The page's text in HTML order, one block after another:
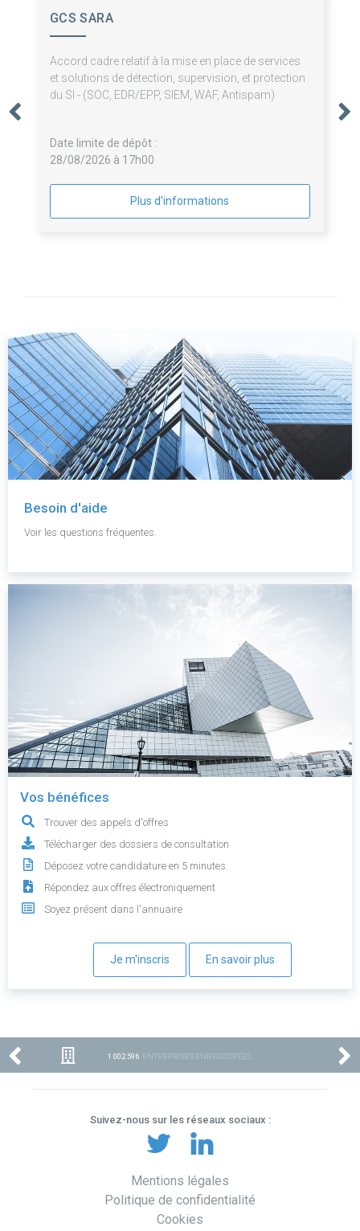
GCS SARA
Accord cadre relatif à la mise en place de services
et solutions de détection, supervision, et protection
du SI - (SOC, EDR/EPP, SIEM, WAF, Antispam)
Date limite de dépôt :
28/08/2026 à 17h00
Plus d'informations
Besoin d'aide
Voir les questions fréquentes.
Vos bénéfices
Trouver des appels d'offres
Télécharger des dossiers de consultation
Déposez votre candidature en 5 minutes
Répondez aux offres électroniquement
Soyez présent dans l'annuaire
Je m'inscris En savoir plus
1 002 596 ENTREPRISES ENREGISTRÉES
Suivez-nous sur les réseaux sociaux :
Mentions légales
Politique de confidentialité
Cookies